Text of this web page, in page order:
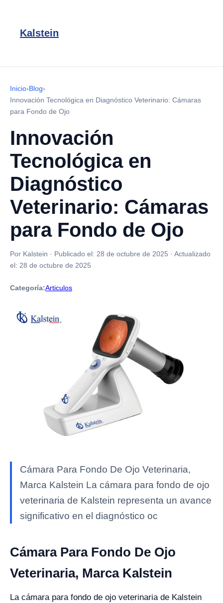
Kalstein
Inicio›Blog›
Innovación Tecnológica en Diagnóstico Veterinario: Cámaras
para Fondo de Ojo
Innovación
Tecnológica en
Diagnóstico
Veterinario: Cámaras
para Fondo de Ojo
Por Kalstein · Publicado el: 28 de octubre de 2025 · Actualizado
el: 28 de octubre de 2025
Categoría:Articulos
Cámara Para Fondo De Ojo Veterinaria,
Marca Kalstein La cámara para fondo de ojo
veterinaria de Kalstein representa un avance
significativo en el diagnóstico oc
Cámara Para Fondo De Ojo
Veterinaria, Marca Kalstein
La cámara para fondo de ojo veterinaria de Kalstein